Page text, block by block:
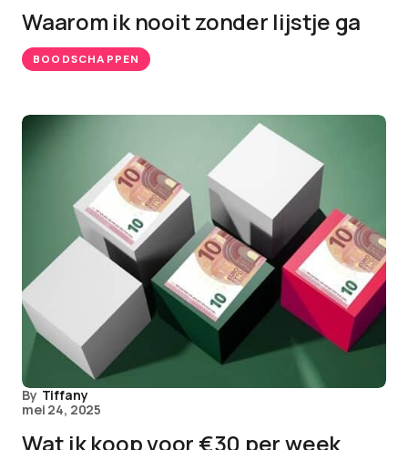
Waarom ik nooit zonder lijstje ga
BOODSCHAPPEN
By Tiffany
mei 24, 2025
Wat ik koop voor €30 per week